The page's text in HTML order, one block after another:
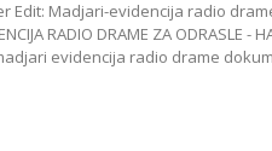
Edit: Madjari-evidencija radio drame
RADIO DRAME ZA ODRASLE -
madjari evidencija radio drame